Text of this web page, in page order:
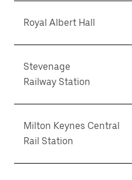
Royal Albert Hall
Stevenage
Railway Station
Milton Keynes Central
Rail Station